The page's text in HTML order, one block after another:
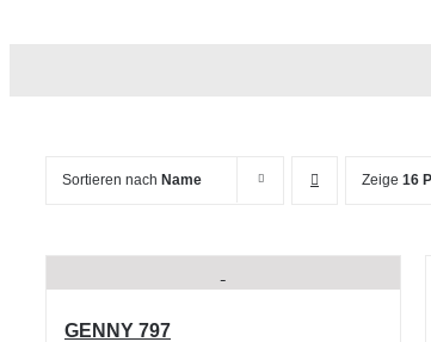
Sortieren nach Name Zeige 16
GENNY 797